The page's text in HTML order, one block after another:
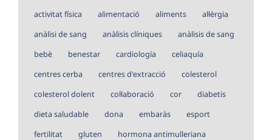
activitat física alimentació aliments
al·lèrgia
anàlisi de sang
anàlisis clíniques
anàlisis de sang
bebè
benestar cardiología
celiaquía
centres cerba
centres d'extracció
colesterol
colesterol dolent
col·laboració cor
diabetis
dieta saludable
dona embaràs
esport
fertilitat
gluten
hormona antimulleriana